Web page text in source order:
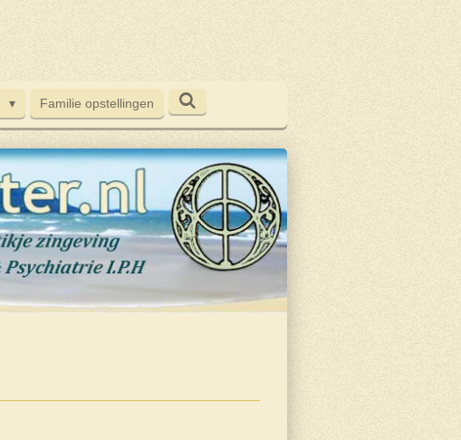
Familie opstellingen